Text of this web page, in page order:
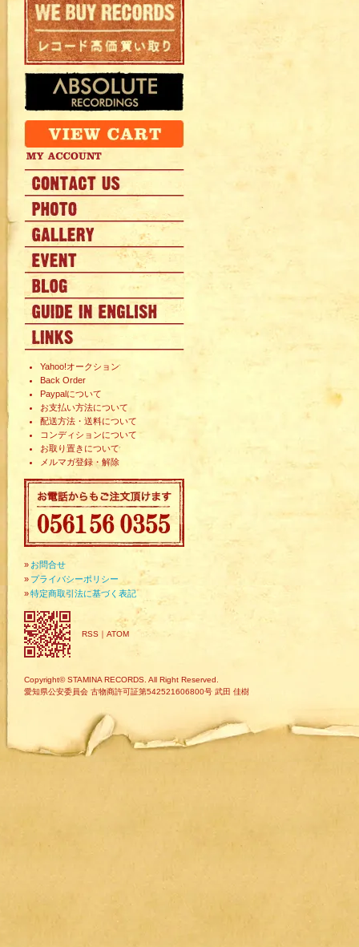
Yahoo!オークション
Back Order
Paypalについて
お支払い方法について
配送方法・送料について
コンディションについて
お取り置きについて
メルマガ登録・解除
» お問合せ
» プライバシーポリシー
»特定商取引法に基づく表記
RSS ｜ ATOM
Copyright© STAMINA RECORDS. All Right Reserved.
愛知県公安委員会 古物商許可証第542521606800号 武田 佳樹